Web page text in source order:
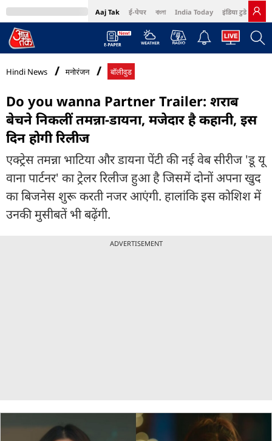
Aaj Tak ई-पेपर বাংলা India Today इंडिया टुडे हिंदी
MumbaiTak Cosmopolitan Harper's Bazaar Northeast
Hindi News मनोरंजन बॉलीवुड
Do you wanna Partner Trailer: शराब
बेचने निकलीं तमन्ना-डायना, मजेदार है कहानी, इस
दिन होगी रिलीज
एक्ट्रेस तमन्ना भाटिया और डायना पेंटी की नई वेब सीरीज 'डू यू
वाना पार्टनर' का ट्रेलर रिलीज हुआ है जिसमें दोनों अपना खुद
का बिजनेस शुरू करती नजर आएंगी. हालांकि इस कोशिश में
उनकी मुसीबतें भी बढ़ेंगी.
ADVERTISEMENT